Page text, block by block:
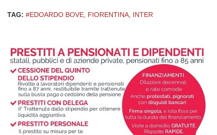
TAG: #EDOARDO BOVE FIORENTINA INTER